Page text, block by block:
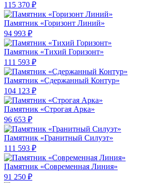
115 370 ₽
Памятник «Горизонт Линий»
94 993 ₽
Памятник «Тихий Горизонт»
111 593 ₽
Памятник «Сдержанный Контур»
104 123 ₽
Памятник «Строгая Арка»
96 653 ₽
Памятник «Гранитный Силуэт»
111 593 ₽
Памятник «Современная Линия»
91 250 ₽